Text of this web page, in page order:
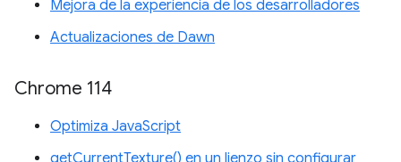
Mejora de la experiencia de los desarrolladores
Actualizaciones de Dawn
Chrome 114
Optimiza JavaScript
getCurrentTexture() en un lienzo sin configurar